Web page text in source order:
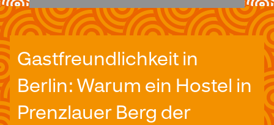
Gastfreundlichkeit in
Berlin: Warum ein Hostel in
Prenzlauer Berg der